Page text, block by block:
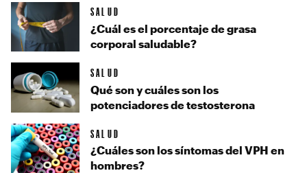
SALUD
¿Cuál es el porcentaje de grasa
corporal saludable?
SALUD
Qué son y cuáles son los
potenciadores de testosterona
SALUD
¿Cuáles son los síntomas del VPH en
hombres?